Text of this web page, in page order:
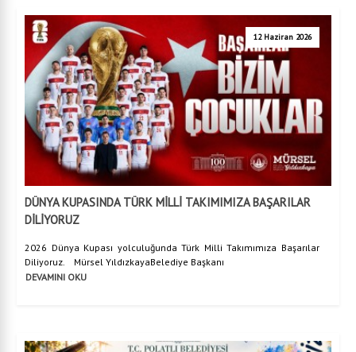
12 Haziran 2026
DÜNYA KUPASINDA TÜRK MİLLİ TAKIMIMIZA BAŞARILAR
DİLİYORUZ
2026 Dünya Kupası yolculuğunda Türk Milli Takımımıza Başarılar
Diliyoruz. Mürsel YıldızkayaBelediye Başkanı
DEVAMINI OKU